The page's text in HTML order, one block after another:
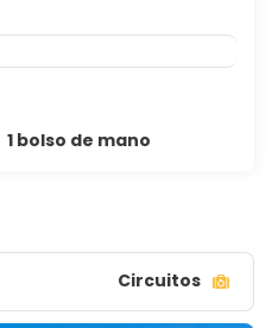
1 bolso de mano
Circuitos